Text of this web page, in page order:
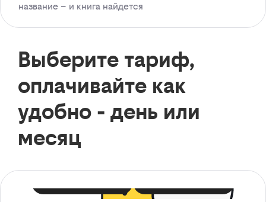
название – и книга найдется
Выберите тариф,
оплачивайте как
удобно - день или
месяц